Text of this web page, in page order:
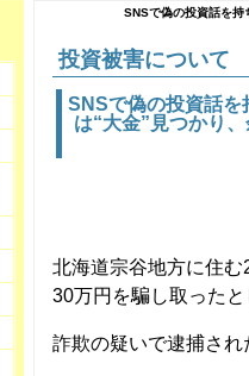
SNSで偽の投資話を持
投資被害について
SNSで偽の投資話を
は“大金”見つかり
北海道宗谷地方に住
30万円を騙し取った
詐欺の疑いで逮捕され